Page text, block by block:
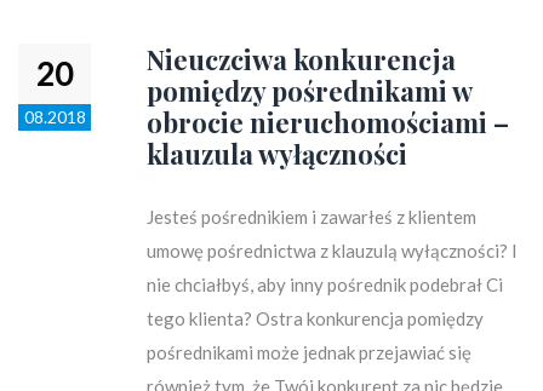
20
08.2018
Nieuczciwa konkurencja
pomiędzy pośrednikami w
obrocie nieruchomościami –
klauzula wyłączności
Jesteś pośrednikiem i zawarłeś z klientem
umowę pośrednictwa z klauzulą wyłączności? I
nie chciałbyś, aby inny pośrednik podebrał Ci
tego klienta? Ostra konkurencja pomiędzy
pośrednikami może jednak przejawiać się
również tym, że Twój konkurent za nic będzie